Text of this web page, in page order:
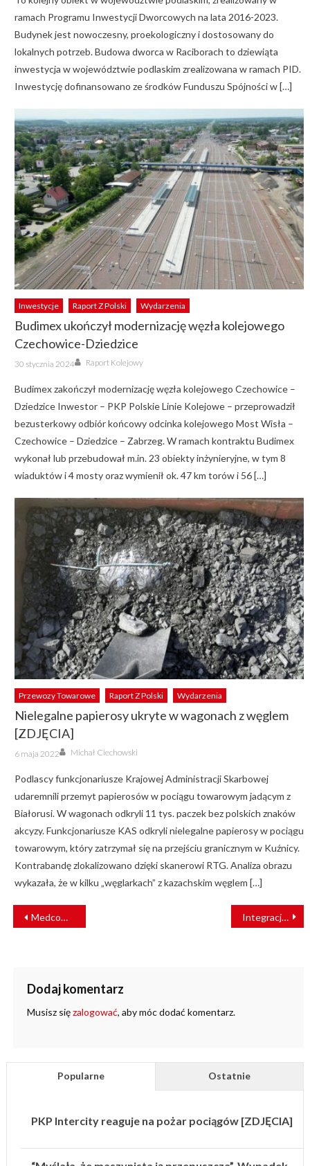
ramach Programu Inwestycji Dworcowych na lata 2016-2023.
Budynek jest nowoczesny, proekologiczny i dostosowany do
lokalnych potrzeb. Budowa dworca w Raciborach to dziewiąta
inwestycja w województwie podlaskim zrealizowana w ramach PID.
Inwestycję dofinansowano ze środków Funduszu Spójności w […]
Inwestycje Raport Z Polski Wydarzenia
Budimex ukończył modernizację węzła kolejowego
Czechowice-Dziedzice
Posted
on
30 stycznia 2024 Author
Raport Kolejowy
Budimex zakończył modernizację węzła kolejowego Czechowice –
Dziedzice Inwestor – PKP Polskie Linie Kolejowe – przeprowadził
bezusterkowy odbiór końcowy odcinka kolejowego Most Wisła –
Czechowice – Dziedzice – Zabrzeg. W ramach kontraktu Budimex
wykonał lub przebudował m.in. 23 obiekty inżynieryjne, w tym 8
wiaduktów i 4 mosty oraz wymienił ok. 47 km torów i 56 […]
Przewozy Towarowe Raport Z Polski Wydarzenia
Nielegalne papierosy ukryte w wagonach z węglem
[ZDJĘCIA]
Posted
on
6 maja 2022 Author
Michał Ciechowski
Podlascy funkcjonariusze Krajowej Administracji Skarbowej
udaremnili przemyt papierosów w pociągu towarowym jadącym z
Białorusi. W wagonach odkryli 11 tys. paczek bez polskich znaków
akcyzy. Funkcjonariusze KAS odkryli nielegalne papierosy w pociągu
towarowym, który zatrzymał się na przejściu granicznym w Kuźnicy.
Kontrabandę zlokalizowano dzięki skanerowi RTG. Analiza obrazu
wykazała, że w kilku „węglarkach” z kazachskim węglem […]
NAWIGACJA
WPISU
Medcom na Transexpo 2018 Integracja transportu- miejsce kolei regionalnych w systemie transportowym
Dodaj komentarz
Musisz sięzalogować, aby móc dodać komentarz.
Popularne Ostatnie
PKP Intercity reaguje na pożar pociągów [ZDJĘCIA]